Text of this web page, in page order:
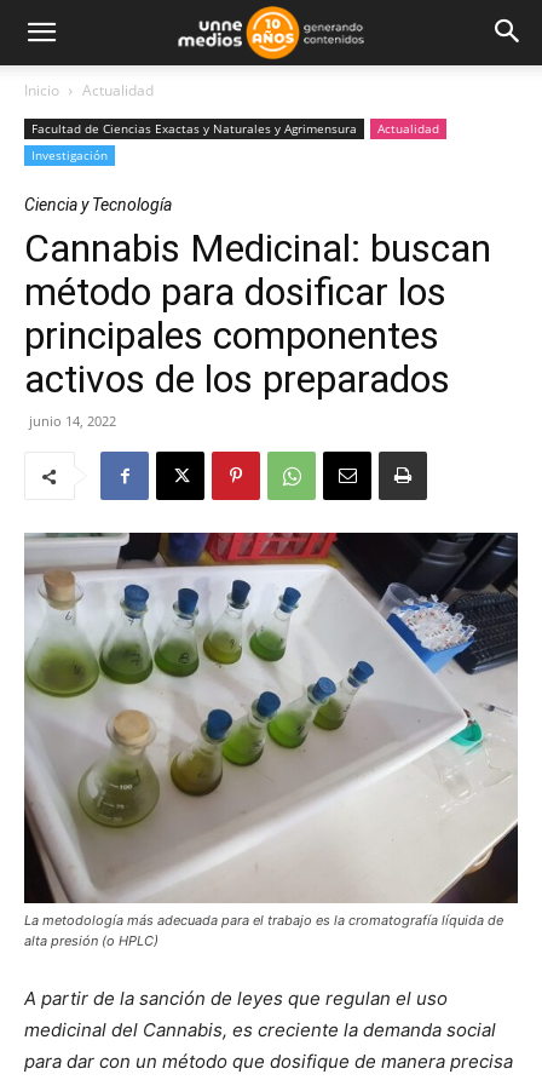
Inicio Actualidad
Facultad de Ciencias Exactas y Naturales y Agrimensura
Actualidad
Investigación
Ciencia y Tecnología
Cannabis Medicinal: buscan
método para dosificar los
principales componentes
activos de los preparados
junio 14, 2022
La metodología más adecuada para el trabajo es la cromatografía líquida de
alta presión (o HPLC)
A partir de la sanción de leyes que regulan el uso
medicinal del Cannabis, es creciente la demanda social
para dar con un método que dosifique de manera precisa